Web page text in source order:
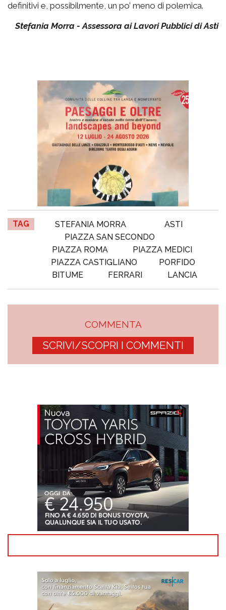
definitivi e, possibilmente, un po’ meno di polemica.
Stefania Morra - Assessora ai Lavori Pubblici di Asti
TAG STEFANIA MORRA
ASTI
PIAZZA SAN SECONDO
PIAZZA ROMA
PIAZZA MEDICI
PIAZZA CASTIGLIANO
PORFIDO
BITUME
FERRARI LANCIA
COMMENTA
SCRIVI/SCOPRI I COMMENTI